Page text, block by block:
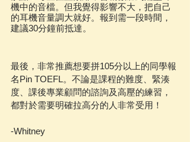
機中的音檔。但我覺得影響不大，把自己
的耳機音量調大就好。報到需一段時間，
建議30分鐘前抵達。
最後，非常推薦想要拼105分以上的同學報
名Pin TOEFL。不論是課程的難度、緊湊
度、課後專業顧問的諮詢及高壓的練習，
都對於需要明確拉高分的人非常受用！
-Whitney